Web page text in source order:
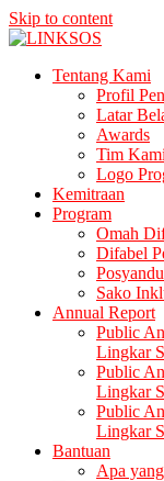
Skip to content
LINKSOSTentang Kami
Profil
Latar
Awards
Tim Kami
Logo
Kemitraan
Program
Omah
Difabel
Sako
Annual Report
Public
Lingkar
Public
Lingkar
Public
Lingkar
Bantuan
Apa